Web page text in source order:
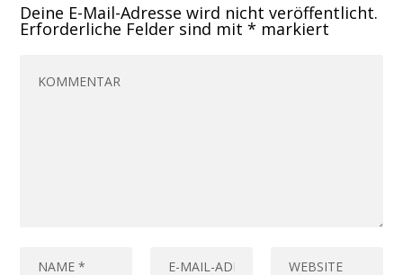
Deine E-Mail-Adresse wird nicht veröffentlicht.
Erforderliche Felder sind mit* markiert